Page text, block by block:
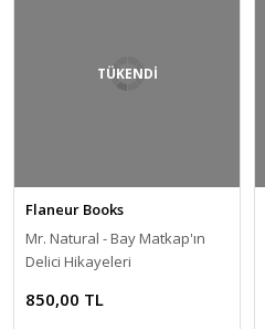
TÜKENDİ
Flaneur Books
Mr. Natural - Bay Matkap'ın
Delici Hikayeleri
850,00 TL